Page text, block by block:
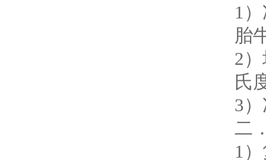
1
胎
2
氏
3
二
1